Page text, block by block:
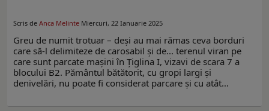
Scris de Anca Melinte Miercuri, 22 Ianuarie 2025
Greu de numit trotuar – deși au mai rămas ceva borduri
care să-l delimiteze de carosabil și de... terenul viran pe
care sunt parcate mașini în Țiglina I, vizavi de scara 7 a
blocului B2. Pământul bătătorit, cu gropi largi și
denivelări, nu poate fi considerat parcare și cu atât…